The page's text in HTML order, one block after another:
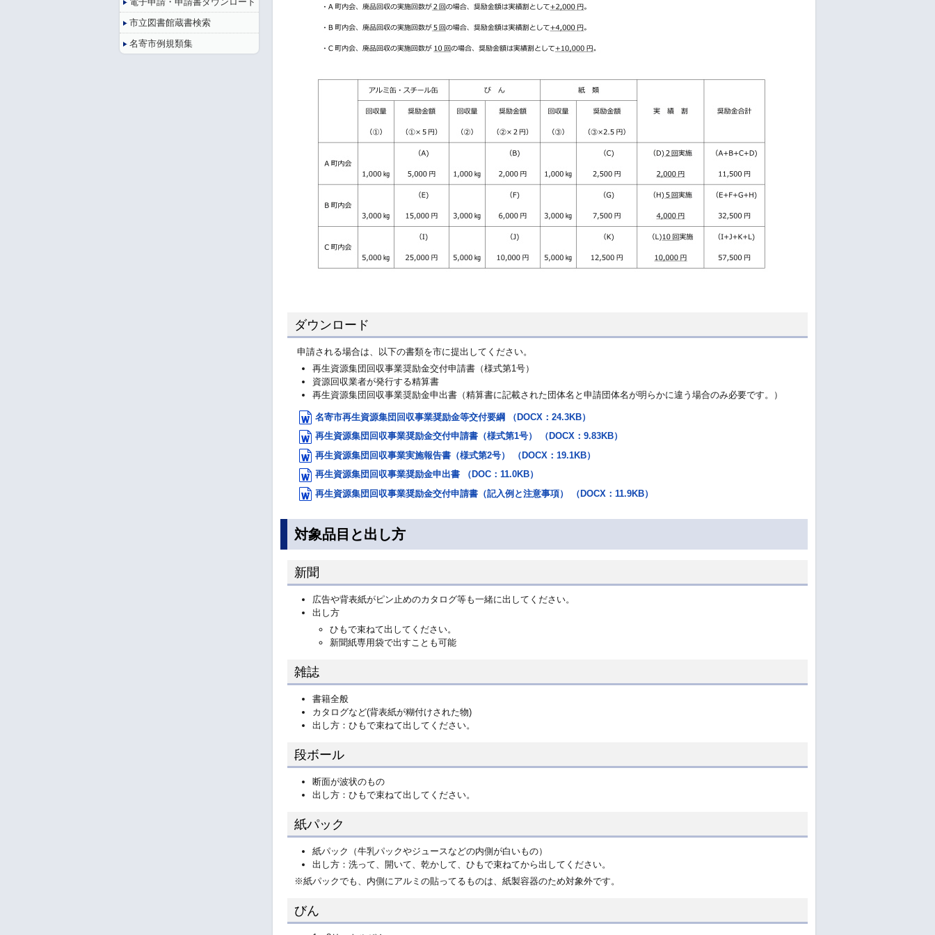
ダウンロード
申請される場合は、以下の書類を市に提出してください。
再生資源集団回収事業奨励金交付申請書（様式第1号）
資源回収業者が発行する精算書
再生資源集団回収事業奨励金申出書（精算書に記載された団体名と申請団体名が明らかに違う場合のみ必要です。）
名寄市再生資源集団回収事業奨励金等交付要綱 （DOCX：24.3KB）
再生資源集団回収事業奨励金交付申請書（様式第1号） （DOCX：9.83KB）
再生資源集団回収事業実施報告書（様式第2号） （DOCX：19.1KB）
再生資源集団回収事業奨励金申出書 （DOC：11.0KB）
再生資源集団回収事業奨励金交付申請書（記入例と注意事項） （DOCX：11.9KB）
対象品目と出し方
新聞
広告や背表紙がピン止めのカタログ等も一緒に出してください。
出し方
ひもで束ねて出してください。
新聞紙専用袋で出すことも可能
雑誌
書籍全般
カタログなど(背表紙が糊付けされた物)
出し方：ひもで束ねて出してください。
段ボール
断面が波状のもの
出し方：ひもで束ねて出してください。
紙パック
紙パック（牛乳パックやジュースなどの内側が白いもの）
出し方：洗って、開いて、乾かして、ひもで束ねてから出してください。
※紙パックでも、内側にアルミの貼ってるものは、紙製容器のため対象外です。
びん
市立図書館蔵書検索
名寄市例規類集